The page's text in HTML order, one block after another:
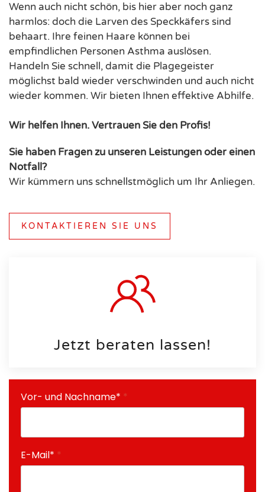
Wenn auch nicht schön, bis hier aber noch ganz
harmlos: doch die Larven des Speckkäfers sind
behaart. Ihre feinen Haare können bei
empfindlichen Personen Asthma auslösen.
Handeln Sie schnell, damit die Plagegeister
möglichst bald wieder verschwinden und auch nicht
wieder kommen. Wir bieten Ihnen effektive Abhilfe.
Wir helfen Ihnen. Vertrauen Sie den Profis!
Sie haben Fragen zu unseren Leistungen oder einen
Notfall?
Wir kümmern uns schnellstmöglich um Ihr Anliegen.
KONTAKTIEREN SIE UNS
Jetzt beraten lassen!
Vor- und Nachname* *
E-Mail* *